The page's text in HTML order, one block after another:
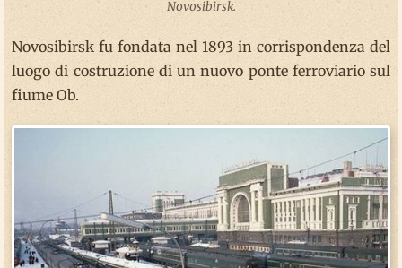
Novosibirsk.
Novosibirsk fu fondata nel 1893 in corrispondenza del
luogo di costruzione di un nuovo ponte ferroviario sul
fiume Ob.